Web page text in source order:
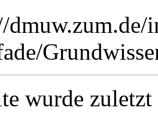
dmuw.zum.de/
wurde